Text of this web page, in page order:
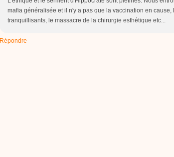
mafia généralisée et il n'y a pas que la vaccination en
tranquillisants, le massacre de la chirurgie esthétique etc...
Répondre